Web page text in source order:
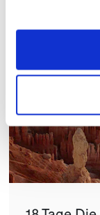
Cookies, wenn